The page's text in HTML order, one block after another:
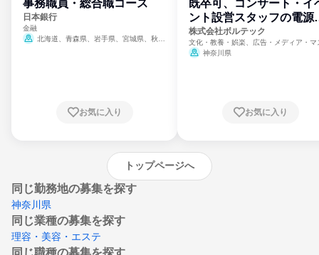
事務職員・総合職コース
日本銀行
金融
北海道、青森県、岩手県、宮城県、秋田
崎県、熊本県、大分県、宮崎県、鹿児島県、
お気に入り
既卒可、コンサート・イ
ント設営スタッフの電源
門
株式会社ボルテック
文化・教養・娯楽、広告・メディア・マ
ミ、電力・ガス・水道・エネルギー
神奈川県
お気に入り
トップページへ
同じ勤務地の募集を探す
神奈川県
同じ業種の募集を探す
理容・美容・エステ
同じ職種の募集を探す